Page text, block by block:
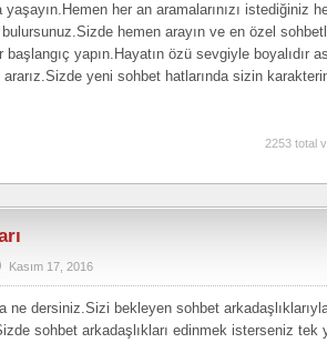
her an aramalarınızı istediğiniz
hemen arayın ve en özel
yapın.Hayatın özü sevgiyle boyalıdır
yeni sohbet hatlarında sizin
2253 total
Kasım 17, 2016
ne dersiniz.Sizi bekleyen sohbet
sohbet arkadaşlıkları edinmek isterseniz tek